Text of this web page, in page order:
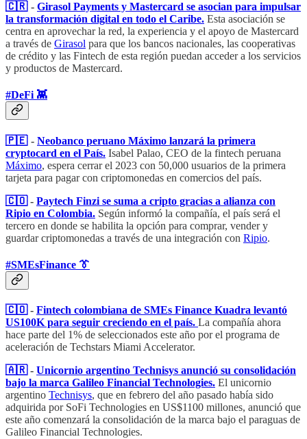
🇨🇷- Girasol Payments y Mastercard se asocian para impulsar
la transformación digital en todo el Caribe. Esta asociación se
centra en aprovechar la red, la experiencia y el apoyo de Mastercard
a través de Girasol para que los bancos nacionales, las cooperativas
de crédito y las Fintech de esta región puedan acceder a los servicios
y productos de Mastercard.
#DeFi 👾
🇵🇪- Neobanco peruano Máximo lanzará la primera
cryptocard en el País. Isabel Palao, CEO de la fintech peruana
Máximo, espera cerrar el 2023 con 50,000 usuarios de la primera
tarjeta para pagar con criptomonedas en comercios del país.
🇨🇴- Paytech Finzi se suma a cripto gracias a alianza con
Ripio en Colombia. Según informó la compañía, el país será el
tercero en donde se habilita la opción para comprar, vender y
guardar criptomonedas a través de una integración con Ripio.
#SMEsFinance 👔
🇨🇴- Fintech colombiana de SMEs Finance Kuadra levantó
US100K para seguir creciendo en el país. La compañía ahora
hace parte del 1% de seleccionados este año por el programa de
aceleración de Techstars Miami Accelerator.
🇦🇷 - Unicornio argentino Technisys anunció su consolidación
bajo la marca Galileo Financial Technologies. El unicornio
argentino Technisys, que en febrero del año pasado había sido
adquirida por SoFi Technologies en US$1100 millones, anunció que
este año comenzará la consolidación de la marca bajo el paraguas de
Galileo Financial Technologies.